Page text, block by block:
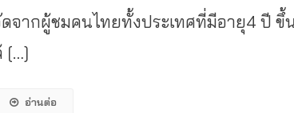
จากผู้ชมคนไทยทั้งประเทศที่มีอายุ4 ปี ขึ้
[…]
อ่านต่อ